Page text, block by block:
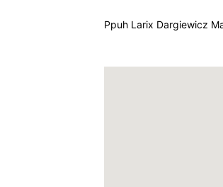
Ppuh Larix Dargiewicz